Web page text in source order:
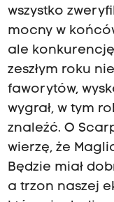
wszystko
mocny w
ale
zeszłym roku
faworytów,
wygrał, w tym
znaleźć. O
wierzę, że
Będzie miał
a trzon naszej